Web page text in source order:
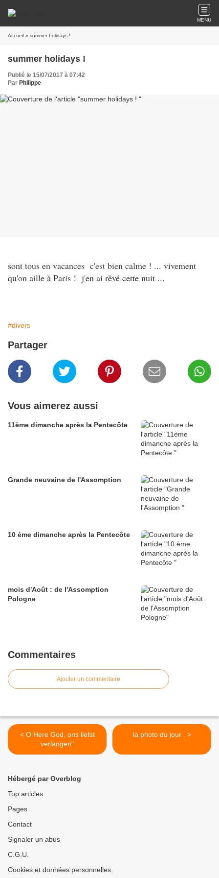
MENU
Accueil » summer holidays !
summer holidays !
Publié le 15/07/2017 à 07:42
Par Philippe
sont tous en vacances c'est bien calme ! ... vivement
qu'on aille à Paris ! j'en ai rêvé cette nuit ...
#divers
Partager
Vous aimerez aussi
11ème dimanche après la Pentecôte
Grande neuvaine de l'Assomption
10 ème dimanche après la Pentecôte
mois d'Août : de l'Assomption
Pologne
Commentaires
Ajouter un commentaire
< O Here God, ons liefst
verlangen"
la photo du jour . >
Hébergé par Overblog
Top articles
Pages
Contact
Signaler un abus
C.G.U.
Cookies et données personnelles